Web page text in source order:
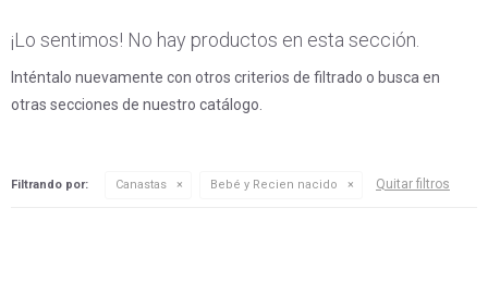
¡Lo sentimos! No hay productos en esta sección.
Inténtalo nuevamente con otros criterios de filtrado o busca en
otras secciones de nuestro catálogo.
Filtrando por: Canastas Bebé y Recien nacido Quitar filtros